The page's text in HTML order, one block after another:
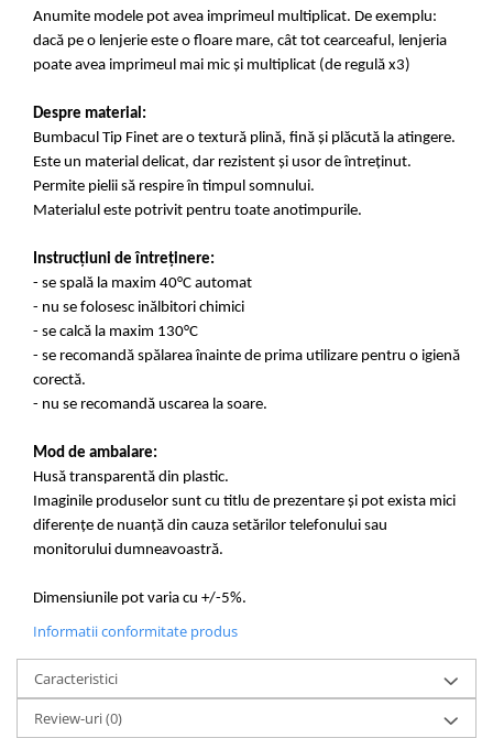
Anumite modele pot avea imprimeul multiplicat. De exemplu:
dacă pe o lenjerie este o floare mare, cât tot cearceaful, lenjeria
poate avea imprimeul mai mic și multiplicat (de regulă x3)
Despre material:
Bumbacul Tip Finet are o textură plină, fină și plăcută la atingere.
Este un material delicat, dar rezistent și usor de întreținut.
Permite pielii să respire în timpul somnului.
Materialul este potrivit pentru toate anotimpurile.
Instrucțiuni de întreținere:
- se spală la maxim 40°C automat
- nu se folosesc inălbitori chimici
- se calcă la maxim 130°C
- se recomandă spălarea înainte de prima utilizare pentru o igienă
corectă.
- nu se recomandă uscarea la soare.
Mod de ambalare:
Husă transparentă din plastic.
Imaginile produselor sunt cu titlu de prezentare și pot exista mici
diferențe de nuanță din cauza setărilor telefonului sau
monitorului dumneavoastră.
Dimensiunile pot varia cu +/-5%.
Informatii conformitate produs
Caracteristici
Review-uri(0)